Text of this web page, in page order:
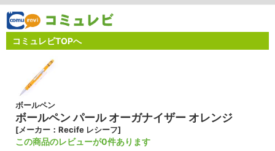
コミュレビTOPへ
ボールペン
ボールペン パール オーガナイザー オレンジ
[メーカー：Recife レシーフ]
この商品のレビューが0件あります